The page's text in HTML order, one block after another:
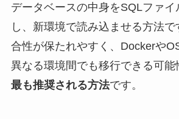
データベースの中身をSQLファイ
し、新環境で読み込ませる方法
合性が保たれやすく、Dockerや
異なる環境間でも移行できる可能
最も推奨される方法です。